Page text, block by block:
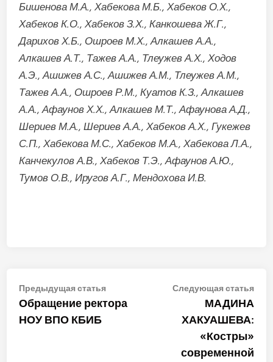
Бишенова М.А., Хабекова М.Б., Хабеков О.Х.,
Хабеков К.О., Хабеков З.Х., Канкошева Ж.Г.,
Дарихов Х.Б., Ошроев М.Х., Алкашев А.А.,
Алкашев А.Т., Тажев А.А., Тлеужев А.Х., Ходов
А.Э., Ашижев А.С., Ашижев А.М., Тлеужев А.М.,
Тажев А.А., Ошроев Р.М., Куатов К.З., Алкашев
А.А., Афаунов Х.Х., Алкашев М.Т., Афаунова А.Д.,
Шериев М.А., Шериев А.А., Хабеков А.Х., Гукежев
С.П., Хабекова М.С., Хабеков М.А., Хабекова Л.А.,
Канчекулов А.В., Хабеков Т.Э., Афаунов А.Ю.,
Тумов О.В., Иругов А.Г., Мендохова И.В.
Навигация
по
записям
Предыдущая статьяПредыдущая
статья:
Обращение ректора
НОУ ВПО КБИБ
Следующая статья
МАДИНА
ХАКУАШЕВА:
«Костры»
современной